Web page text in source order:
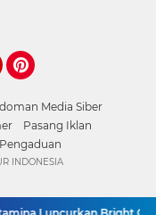
Media Siber
Pasang Iklan
INDONESIA